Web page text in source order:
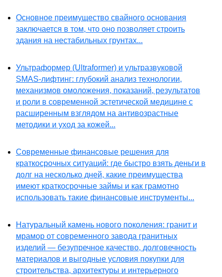
Основное преимущество свайного основания
заключается в том, что оно позволяет строить
здания на нестабильных грунтах...
Ультраформер (Ultraformer) и ультразвуковой
SMAS-лифтинг: глубокий анализ технологии,
механизмов омоложения, показаний, результатов
и роли в современной эстетической медицине с
расширенным взглядом на антивозрастные
методики и уход за кожей...
Современные финансовые решения для
краткосрочных ситуаций: где быстро взять деньги в
долг на несколько дней, какие преимущества
имеют краткосрочные займы и как грамотно
использовать такие финансовые инструменты...
Натуральный камень нового поколения: гранит и
мрамор от современного завода гранитных
изделий — безупречное качество, долговечность
материалов и выгодные условия покупки для
строительства, архитектуры и интерьерного